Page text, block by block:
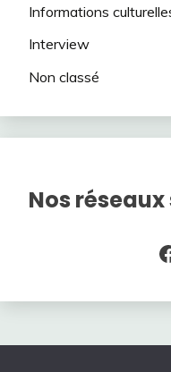
Informations
Interview
Non classé
Nos